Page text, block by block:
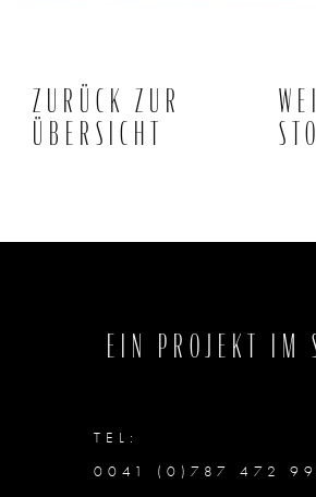
ZURÜCK ZUR
ÜBERSICHT
EIN PROJEKT IM
TEL:
0041 (0)787 472